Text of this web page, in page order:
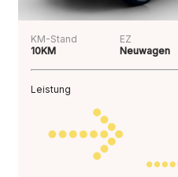
KM-Stand
10KM
EZ
Neuwagen
Leistung